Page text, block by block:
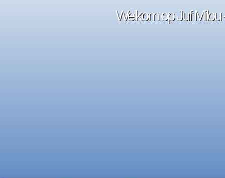
Welkom op Juf Milou